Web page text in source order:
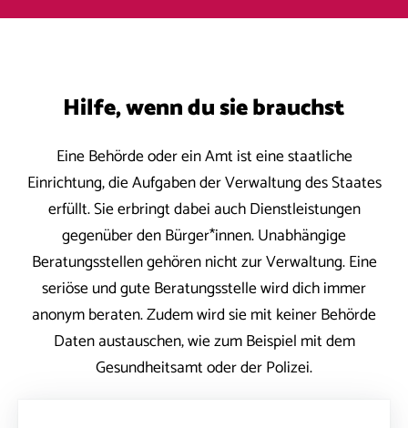
Hilfe, wenn du sie brauchst
Eine Behörde oder ein Amt ist eine staatliche
Einrichtung, die Aufgaben der Verwaltung des Staates
erfüllt. Sie erbringt dabei auch Dienstleistungen
gegenüber den Bürger*innen. Unabhängige
Beratungsstellen gehören nicht zur Verwaltung. Eine
seriöse und gute Beratungsstelle wird dich immer
anonym beraten. Zudem wird sie mit keiner Behörde
Daten austauschen, wie zum Beispiel mit dem
Gesundheitsamt oder der Polizei.